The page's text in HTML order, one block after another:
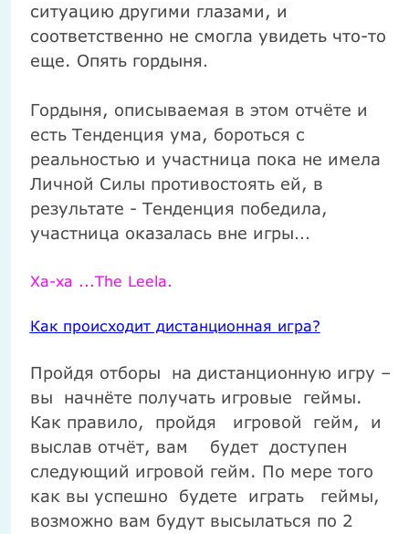
ситуацию другими глазами, и
соответственно не смогла увидеть что-то
еще. Опять гордыня.
Гордыня, описываемая в этом отчёте и
есть Тенденция ума, бороться с
реальностью и участница пока не имела
Личной Силы противостоять ей, в
результате - Тенденция победила,
участница оказалась вне игры...
Ха-ха ...The Leela.
Как происходит дистанционная игра?
Пройдя отборы
на дистанционную игру –
вы
начнёте получать игровые
геймы.
Как правило,
пройдя игровой гейм,
и
выслав отчёт, вам
будет доступен
следующий игровой гейм. По мере того
как вы успешно
будете играть
геймы,
возможно вам будут высылаться по 2